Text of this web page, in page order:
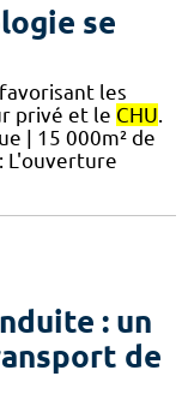
se
les
privé et le CHU.
| 15 000m² de
L'ouverture
: un
de